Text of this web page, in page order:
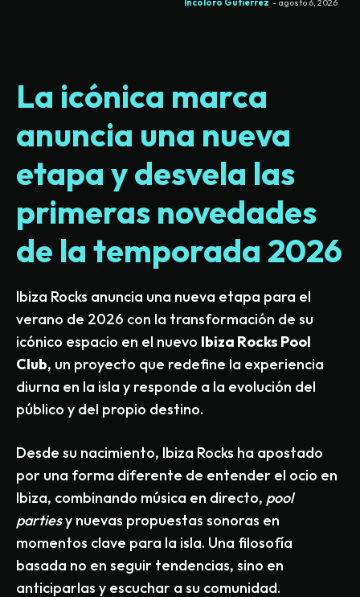
Incoloro Gutierrez - agosto 6, 2026
La icónica marca
anuncia una nueva
etapa y desvela las
primeras novedades
de la temporada 2026
Ibiza Rocks anuncia una nueva etapa para el
verano de 2026 con la transformación de su
icónico espacio en el nuevo Ibiza Rocks Pool
Club, un proyecto que redefine la experiencia
diurna en la isla y responde a la evolución del
público y del propio destino.
Desde su nacimiento, Ibiza Rocks ha apostado
por una forma diferente de entender el ocio en
Ibiza, combinando música en directo, pool
partiesy nuevas propuestas sonoras en
momentos clave para la isla. Una filosofía
basada no en seguir tendencias, sino en
anticiparlas y escuchar a su comunidad.